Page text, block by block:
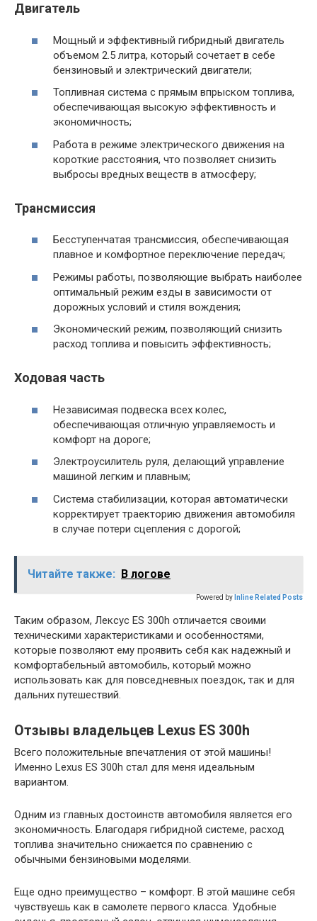
Двигатель
Мощный и эффективный гибридный двигатель
объемом 2.5 литра, который сочетает в себе
бензиновый и электрический двигатели;
Топливная система с прямым впрыском топлива,
обеспечивающая высокую эффективность и
экономичность;
Работа в режиме электрического движения на
короткие расстояния, что позволяет снизить
выбросы вредных веществ в атмосферу;
Трансмиссия
Бесступенчатая трансмиссия, обеспечивающая
плавное и комфортное переключение передач;
Режимы работы, позволяющие выбрать наиболее
оптимальный режим езды в зависимости от
дорожных условий и стиля вождения;
Экономический режим, позволяющий снизить
расход топлива и повысить эффективность;
Ходовая часть
Независимая подвеска всех колес,
обеспечивающая отличную управляемость и
комфорт на дороге;
Электроусилитель руля, делающий управление
машиной легким и плавным;
Система стабилизации, которая автоматически
корректирует траекторию движения автомобиля
в случае потери сцепления с дорогой;
Читайте также: В логове
Powered by Inline Related Posts
Таким образом, Лексус ES 300h отличается своими
техническими характеристиками и особенностями,
которые позволяют ему проявить себя как надежный и
комфортабельный автомобиль, который можно
использовать как для повседневных поездок, так и для
дальних путешествий.
Отзывы владельцев Lexus ES 300h
Всего положительные впечатления от этой машины!
Именно Lexus ES 300h стал для меня идеальным
вариантом.
Одним из главных достоинств автомобиля является его
экономичность. Благодаря гибридной системе, расход
топлива значительно снижается по сравнению с
обычными бензиновыми моделями.
Еще одно преимущество – комфорт. В этой машине себя
чувствуешь как в самолете первого класса. Удобные